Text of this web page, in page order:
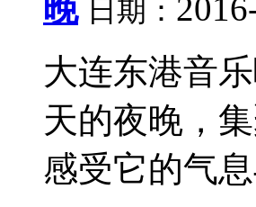
晚 日期：
大连东港音
天的夜晚，
感受它的气